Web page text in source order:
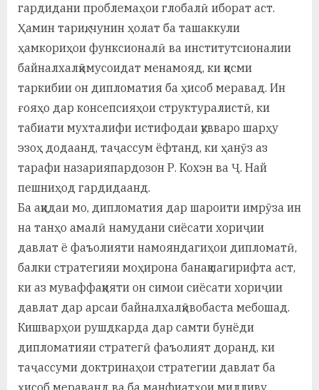
гардидани проблемаҳои глобалӣ иборат аст.
Ҳамин тариқ, чунин ҳолат ба ташаккули
ҳамкориҳои функсионалӣ ва институтсионалии
байналхалқӣмусоидат менамояд, ки қисми
таркибии он дипломатия ба ҳисоб меравад. Ин
ғояҳо дар консепсияҳои структуралистӣ, ки
табиати мухталифи истифодаи қувваро шарҳу
эзоҳ додаанд, таҷассум ёфтанд, ки ҳанӯз аз
тарафи назарияпардозон Р. Кохэн ва Ҷ. Най
пешниҳод гардидаанд.
Ба ақидаи мо, дипломатия дар шароити имрӯза ин
на танҳо амалӣ намудани сиёсати хориҷии
давлат ё фаъолияти намояндагиҳои дипломатӣ,
балки стратегияи моҳирона банақшагирифта аст,
ки аз муваффақияти он симои сиёсати хориҷии
давлат дар арсаи байналхалқӣвобаста мебошад.
Кишварҳои рушдкарда дар самти бунёди
дипломатияи стратегӣ фаъолият доранд, ки
таҷассуми доктринаҳои стратегии давлат ба